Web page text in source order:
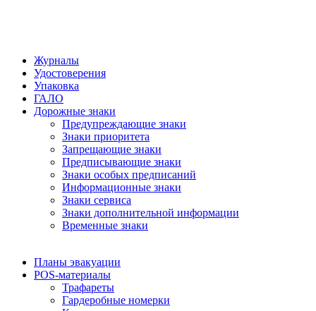
Журналы
Удостоверения
Упаковка
ГАЛО
Дорожные знаки
Предупреждающие знаки
Знаки приоритета
Запрещающие знаки
Предписывающие знаки
Знаки особых предписаний
Информационные знаки
Знаки сервиса
Знаки дополнительной информации
Временные знаки
Планы эвакуации
POS-материалы
Трафареты
Гардеробные номерки